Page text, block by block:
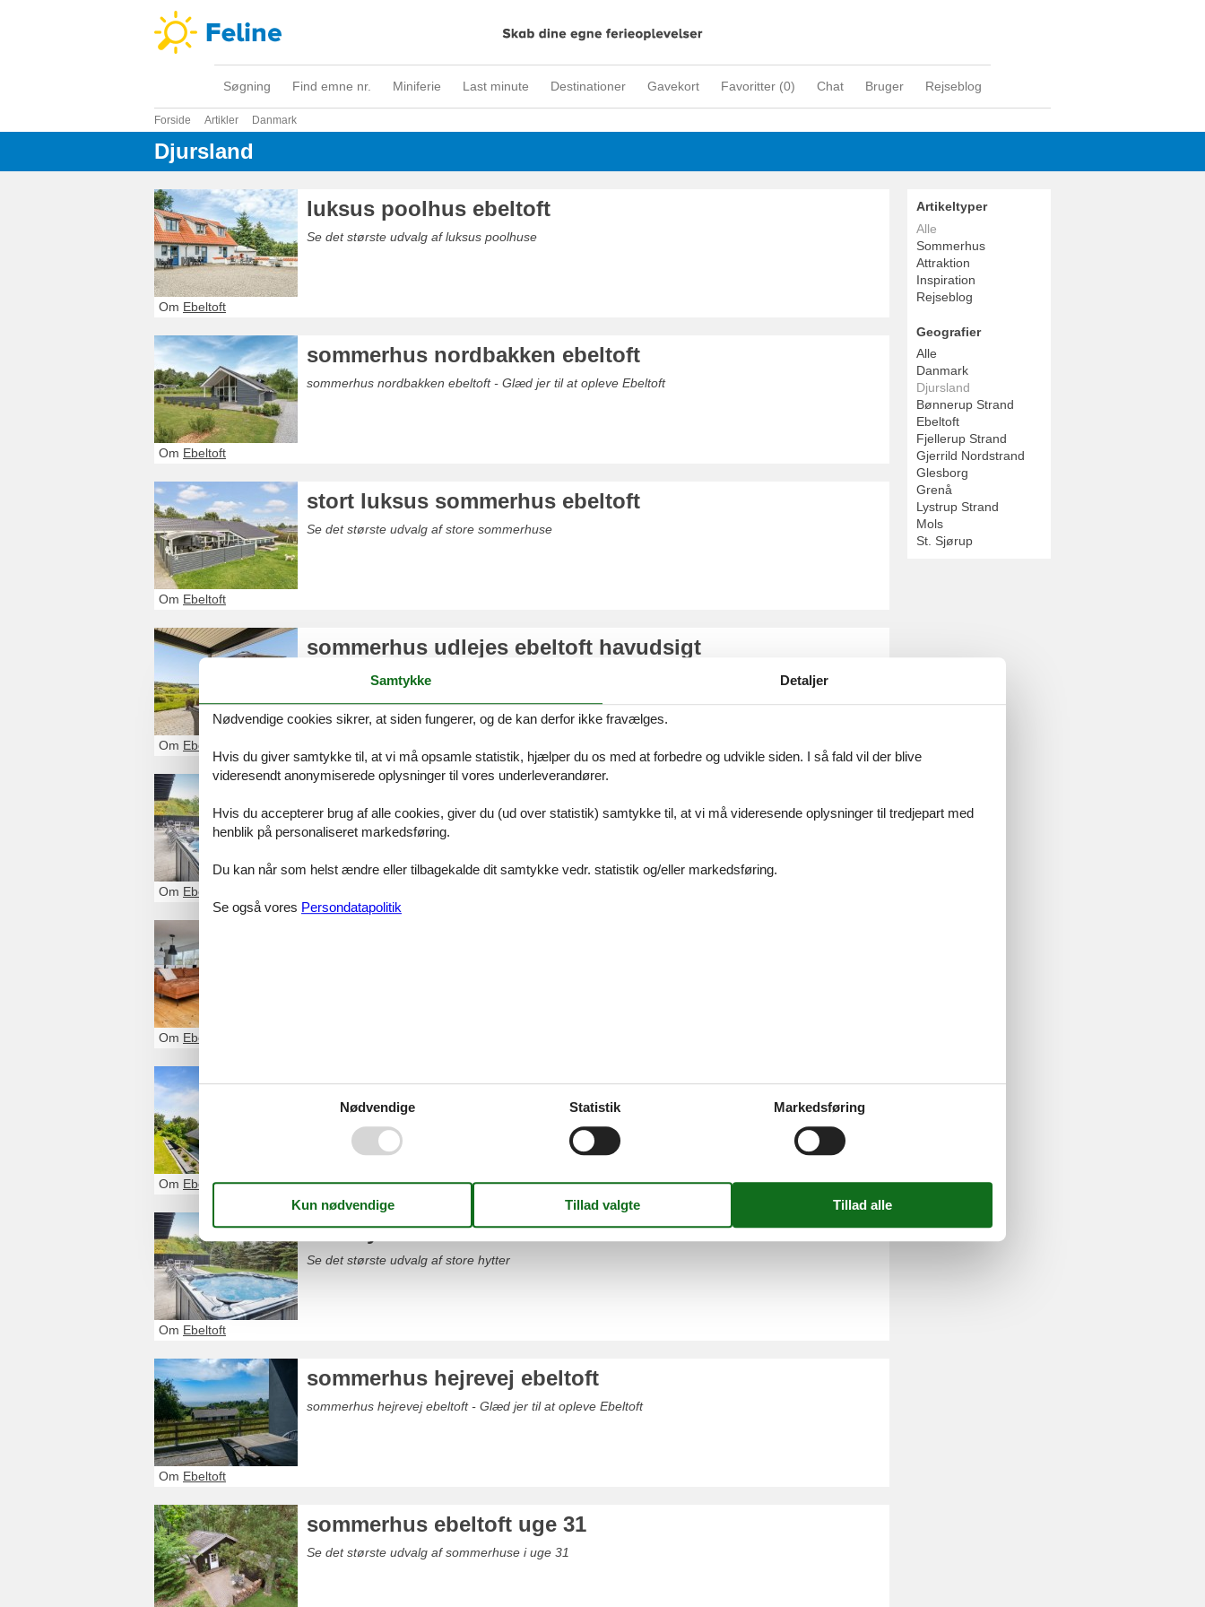
Søgning Find emne nr. Miniferie Last minute Destinationer Gavekort Favoritter (0) Chat Bruger Rejseblog
Forside Artikler Danmark
Djursland
luksus poolhus ebeltoft
Se det største udvalg af luksus poolhuse
Om Ebeltoft
sommerhus nordbakken ebeltoft
sommerhus nordbakken ebeltoft - Glæd jer til at opleve Ebeltoft
Om Ebeltoft
stort luksus sommerhus ebeltoft
Se det største udvalg af store sommerhuse
Om Ebeltoft
sommerhus udlejes ebeltoft havudsigt
sommerhus udlejes ebeltoft havudsigt - Glæd jer til at opleve Ebeltoft
Om Ebeltoft
Se det største udvalg af sommerhuse hvor dyr gerne må komme med
Om Ebeltoft
Om Ebeltoft
sommerhus krebsevej ebeltoft
sommerhus krebsevej ebeltoft - Glæd jer til at opleve Ebeltoft
Om Ebeltoft
stor hytte ebeltoft
Se det største udvalg af store hytter
Om Ebeltoft
sommerhus hejrevej ebeltoft
sommerhus hejrevej ebeltoft - Glæd jer til at opleve Ebeltoft
Om Ebeltoft
sommerhus ebeltoft uge 31
Se det største udvalg af sommerhuse i uge 31
Artikeltyper
Alle
Sommerhus
Attraktion
Inspiration
Rejseblog
Geografier
Alle
Danmark
Djursland
Bønnerup Strand
Ebeltoft
Fjellerup Strand
Gjerrild Nordstrand
Glesborg
Grenå
Lystrup Strand
Mols
St. Sjørup
Samtykke Detaljer
Nødvendige cookies sikrer, at siden fungerer, og de kan derfor ikke fravælges.
Hvis du giver samtykke til, at vi må opsamle statistik, hjælper du os med at forbedre og udvikle siden. I så fald vil der blive
videresendt anonymiserede oplysninger til vores underleverandører.
Hvis du accepterer brug af alle cookies, giver du (ud over statistik) samtykke til, at vi må videresende oplysninger til tredjepart med
henblik på personaliseret markedsføring.
Du kan når som helst ændre eller tilbagekalde dit samtykke vedr. statistik og/eller markedsføring.
Se også vores Persondatapolitik
Nødvendige Statistik Markedsføring